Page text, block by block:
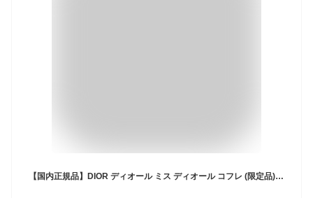
【国内正規品】DIOR ディオール ミス ディオール コフレ (限定品) 誕生日 サプライズ クリスマス プレゼント ギフト デパコス 化粧品 ショッパー付き